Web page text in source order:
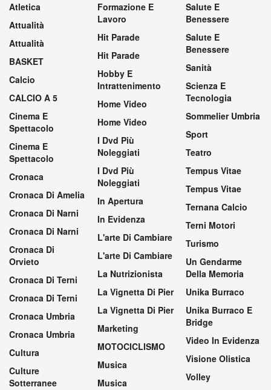
Atletica
Attualità
Attualità
BASKET
Calcio
CALCIO A 5
Cinema E
Spettacolo
Cinema E
Spettacolo
Cronaca
Cronaca Di Amelia
Cronaca Di Narni
Cronaca Di Narni
Cronaca Di
Orvieto
Cronaca Di Terni
Cronaca Di Terni
Cronaca Umbria
Cronaca Umbria
Cultura
Culture
Sotterranee
Formazione E
Lavoro
Hit Parade
Hit Parade
Hobby E
Intrattenimento
Home Video
Home Video
I Dvd Più
Noleggiati
I Dvd Più
Noleggiati
In Apertura
In Evidenza
L'arte Di Cambiare
L'arte Di Cambiare
La Nutrizionista
La Vignetta Di Pier
La Vignetta Di Pier
Marketing
MOTOCICLISMO
Musica
Musica
Salute E
Benessere
Salute E
Benessere
Sanità
Scienza E
Tecnologia
Sommelier Umbria
Sport
Teatro
Tempus Vitae
Tempus Vitae
Ternana Calcio
Terni Motori
Turismo
Un Gendarme
Della Memoria
Unika Burraco
Unika Burraco E
Bridge
Video In Evidenza
Visione Olistica
Volley